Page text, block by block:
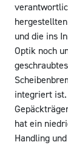
und die ins
Optik noch
integriert ist.
hat ein
Handling